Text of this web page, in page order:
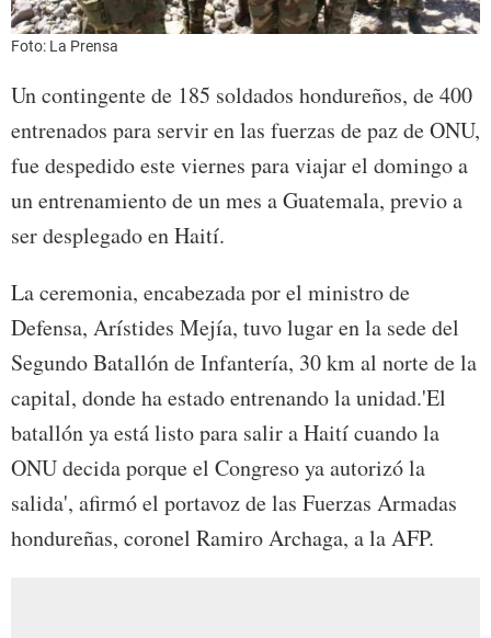
Foto: La Prensa
Un contingente de 185 soldados hondureños, de 400
entrenados para servir en las fuerzas de paz de ONU,
fue despedido este viernes para viajar el domingo a
un entrenamiento de un mes a Guatemala, previo a
ser desplegado en Haití.
La ceremonia, encabezada por el ministro de
Defensa, Arístides Mejía, tuvo lugar en la sede del
Segundo Batallón de Infantería, 30 km al norte de la
capital, donde ha estado entrenando la unidad.'El
batallón ya está listo para salir a Haití cuando la
ONU decida porque el Congreso ya autorizó la
salida', afirmó el portavoz de las Fuerzas Armadas
hondureñas, coronel Ramiro Archaga, a la AFP.